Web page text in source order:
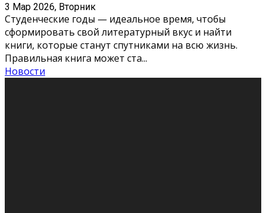
3 Мар 2026, Вторник
Студенческие годы — идеальное время, чтобы
сформировать свой литературный вкус и найти
книги, которые станут спутниками на всю жизнь.
Правильная книга может ста...
Новости